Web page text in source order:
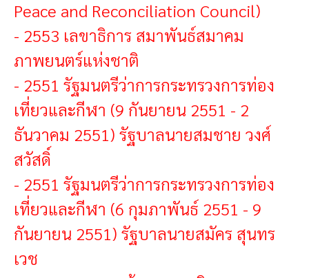
Peace and Reconciliation Council)
- 2553 เลขาธิการ สมาพันธ์สมาคม
ภาพยนตร์แห่งชาติ
- 2551 รัฐมนตรีว่าการกระทรวงการท่อง
เที่ยวและกีฬา (9 กันยายน 2551 - 2
ธันวาคม 2551) รัฐบาลนายสมชาย วงศ์
สวัสดิ์
- 2551 รัฐมนตรีว่าการกระทรวงการท่อง
เที่ยวและกีฬา (6 กุมภาพันธ์ 2551 - 9
กันยายน 2551) รัฐบาลนายสมัคร สุนทร
เวช